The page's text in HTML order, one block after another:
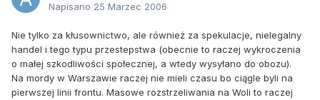
Napisano 25 Marzec 2006
Nie tylko za kłusownictwo, ale również za spekulacje, nielegalny
handel i tego typu przestepstwa (obecnie to raczej wykroczenia
o małej szkodliwości społecznej, a wtedy wysyłano do obozu).
Na mordy w Warszawie raczej nie mieli czasu bo ciągle byli na
pierwszej linii frontu. Masowe rozstrzeliwania na Woli to raczej